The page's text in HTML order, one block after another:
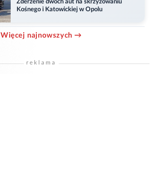
Zderzenie dwóch aut na skrzyżowaniu
Kośnego i Katowickiej w Opolu
Więcej najnowszych →
reklama